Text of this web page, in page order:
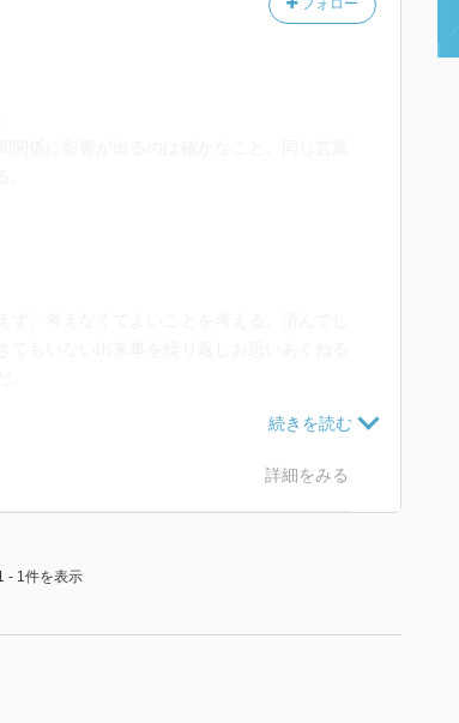
フォロー
はよく聞くが、客観的に見ることと同意語と
と俯瞰と客観の説明は難しいと感じた。
詳細をみる
- 1件を表示